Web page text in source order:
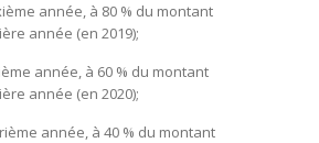
année, à 80 % du montant
année (en 2019);
année, à 60 % du montant
année (en 2020);
année, à 40 % du montant